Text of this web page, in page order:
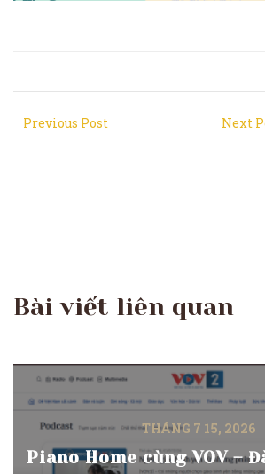
Previous Post Next
Bài viết liên quan
THÁNG 7 15, 2026
Piano Home cùng VOV –